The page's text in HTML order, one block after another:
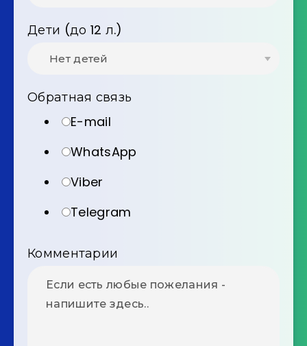
Дети (до 12 л.)
Обратная связь
E-mail
WhatsApp
Viber
Telegram
Комментарии